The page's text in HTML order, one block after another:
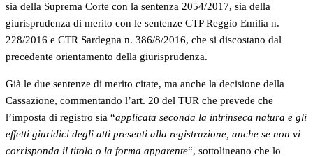
sia della Suprema Corte con la sentenza 2054/2017, sia della
giurisprudenza di merito con le sentenze CTP Reggio Emilia n.
228/2016 e CTR Sardegna n. 386/8/2016, che si discostano dal
precedente orientamento della giurisprudenza.
Già le due sentenze di merito citate, ma anche la decisione della
Cassazione, commentando l’art. 20 del TUR che prevede che
l’imposta di registro sia “applicata seconda la intrinseca natura e gli
effetti giuridici degli atti presenti alla registrazione, anche se non vi
corrisponda il titolo o la forma apparente“, sottolineano che lo